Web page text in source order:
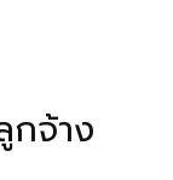
กจ้าง